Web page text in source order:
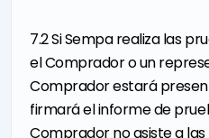
7.2 Si Sempa realiza las
el Comprador o un
Comprador estará
firmará el informe de
Comprador no asiste a